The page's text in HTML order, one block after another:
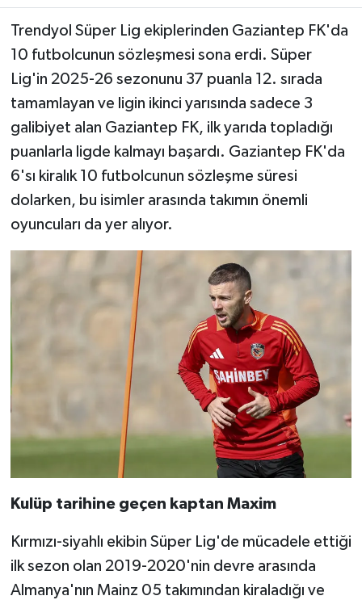
Trendyol Süper Lig ekiplerinden Gaziantep FK'da
10 futbolcunun sözleşmesi sona erdi. Süper
Lig'in 2025-26 sezonunu 37 puanla 12. sırada
tamamlayan ve ligin ikinci yarısında sadece 3
galibiyet alan Gaziantep FK, ilk yarıda topladığı
puanlarla ligde kalmayı başardı. Gaziantep FK'da
6'sı kiralık 10 futbolcunun sözleşme süresi
dolarken, bu isimler arasında takımın önemli
oyuncuları da yer alıyor.
Kulüp tarihine geçen kaptan Maxim
Kırmızı-siyahlı ekibin Süper Lig'de mücadele ettiği
ilk sezon olan 2019-2020'nin devre arasında
Almanya'nın Mainz 05 takımından kiraladığı ve
Spor
Teknoloji
Türkiye
Video Haber
Yaşam